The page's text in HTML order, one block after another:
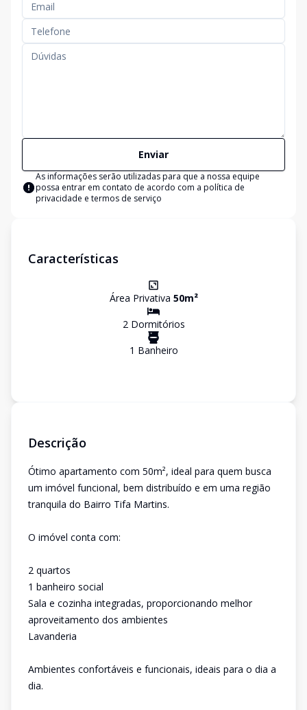
Enviar
As informações serão utilizadas para que a nossa equipe
possa entrar em contato de acordo com a política de
privacidade e termos de serviço
Características
Área Privativa 50m²
2Dormitórios
1 Banheiro
Descrição
Ótimo apartamento com 50m², ideal para quem busca
um imóvel funcional, bem distribuído e em uma região
tranquila do Bairro Tifa Martins.
O imóvel conta com:
2 quartos
1 banheiro social
Sala e cozinha integradas, proporcionando melhor
aproveitamento dos ambientes
Lavanderia
Ambientes confortáveis e funcionais, ideais para o dia a
dia.